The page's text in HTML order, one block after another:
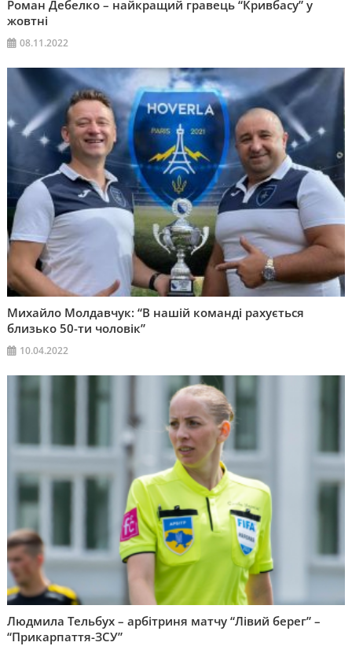
Роман Дебелко – найкращий гравець “Кривбасу” у
жовтні
08.11.2022
Михайло Молдавчук: “В нашій команді рахується
близько 50-ти чоловік”
10.04.2022
Людмила Тельбух – арбітриня матчу “Лівий берег” –
“Прикарпаття-ЗСУ”